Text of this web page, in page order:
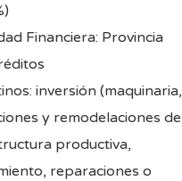
Financiera: Provincia
inversión (maquinaria,
y remodelaciones de
productiva,
reparaciones o